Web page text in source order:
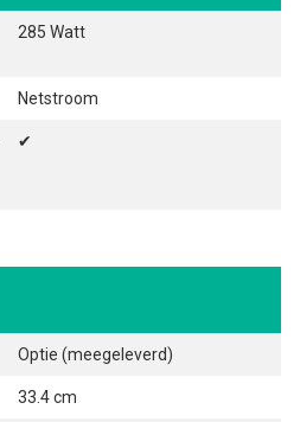
285 Watt
Netstroom
✔
Optie (meegeleverd)
33.4 cm